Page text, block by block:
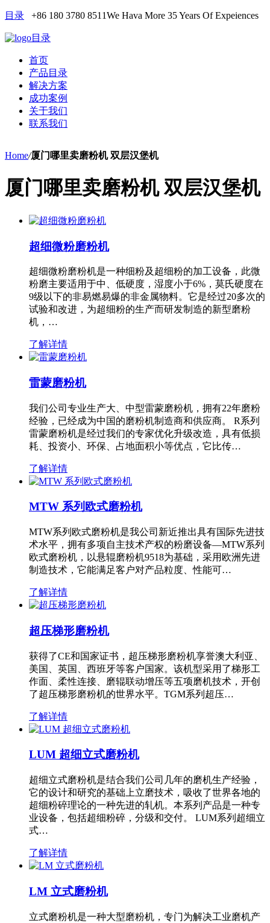
目录 +86 180 3780 8511We Hava More 35 Years Of Expeiences
目录
首页
产品目录
解决方案
成功案例
关于我们
联系我们
Home/厦门哪里卖磨粉机 双层汉堡机
厦门哪里卖磨粉机 双层汉堡机
超细微粉磨粉机
超细微粉磨粉机是一种细粉及超细粉的加工设备，此微
粉磨主要适用于中、低硬度，湿度小于6%，莫氏硬度在
9级以下的非易燃易爆的非金属物料。它是经过20多次的
试验和改进，为超细粉的生产而研发制造的新型磨粉
机，…
了解详情
雷蒙磨粉机
我们公司专业生产大、中型雷蒙磨粉机，拥有22年磨粉
经验，已经成为中国的磨粉机制造商和供应商。 R系列
雷蒙磨粉机是经过我们的专家优化升级改造，具有低损
耗、投资小、环保、占地面积小等优点，它比传…
了解详情
MTW 系列欧式磨粉机
MTW系列欧式磨粉机是我公司新近推出具有国际先进技
术水平，拥有多项自主技术产权的粉磨设备—MTW系列
欧式磨粉机，以悬辊磨粉机9518为基础，采用欧洲先进
制造技术，它能满足客户对产品粒度、性能可…
了解详情
超压梯形磨粉机
获得了CE和国家证书，超压梯形磨粉机享誉澳大利亚、
美国、英国、西班牙等客户国家。该机型采用了梯形工
作面、柔性连接、磨辊联动增压等五项磨机技术，开创
了超压梯形磨粉机的世界水平。TGM系列超压…
了解详情
LUM 超细立式磨粉机
超细立式磨粉机是结合我们公司几年的磨机生产经验，
它的设计和研究的基础上立磨技术，吸收了世界各地的
超细粉碎理论的一种先进的轧机。本系列产品是一种专
业设备，包括超细粉碎，分级和交付。 LUM系列超细立
式…
了解详情
LM 立式磨粉机
立式磨粉机是一种大型磨粉机，专门为解决工业磨机产